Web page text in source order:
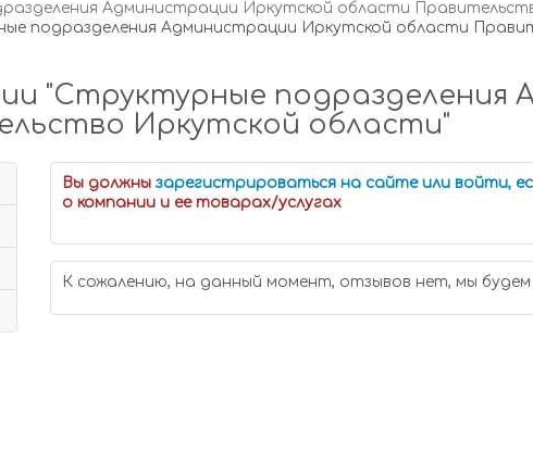
Администрации Иркутской области
подразделения Администрации Иркутской области
"Структурные подразделения
Иркутской области"
Вы должны зарегистрироваться на сайте или войти,
о компании и ее товарах/услугах
К сожалению, на данный момент, отзывов нет, мы